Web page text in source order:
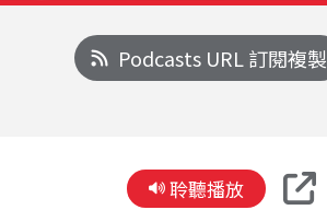
Podcasts URL 訂閱複製
聆聽播放